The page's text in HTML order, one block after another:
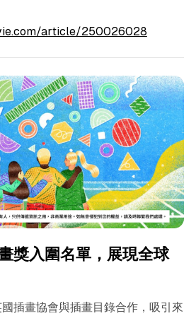
article/250026028
獎入圍名單，展現全球
插畫協會與插畫目錄合作，吸引來